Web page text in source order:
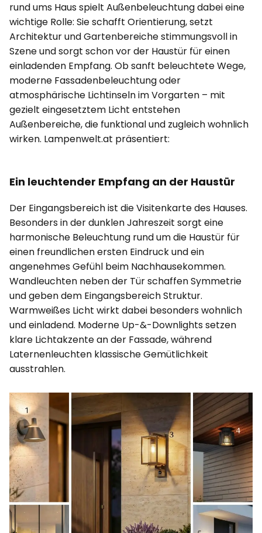
rund ums Haus spielt Außenbeleuchtung dabei eine
wichtige Rolle: Sie schafft Orientierung, setzt
Architektur und Gartenbereiche stimmungsvoll in
Szene und sorgt schon vor der Haustür für einen
einladenden Empfang. Ob sanft beleuchtete Wege,
moderne Fassadenbeleuchtung oder
atmosphärische Lichtinseln im Vorgarten – mit
gezielt eingesetztem Licht entstehen
Außenbereiche, die funktional und zugleich wohnlich
wirken. Lampenwelt.at präsentiert:
Ein leuchtender Empfang an der Haustür
Der Eingangsbereich ist die Visitenkarte des Hauses.
Besonders in der dunklen Jahreszeit sorgt eine
harmonische Beleuchtung rund um die Haustür für
einen freundlichen ersten Eindruck und ein
angenehmes Gefühl beim Nachhausekommen.
Wandleuchten neben der Tür schaffen Symmetrie
und geben dem Eingangsbereich Struktur.
Warmweißes Licht wirkt dabei besonders wohnlich
und einladend. Moderne Up-&-Downlights setzen
klare Lichtakzente an der Fassade, während
Laternenleuchten klassische Gemütlichkeit
ausstrahlen.